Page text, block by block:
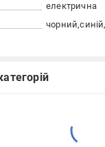
електрична
чорний синій